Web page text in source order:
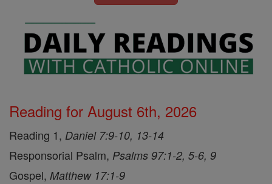
Reading for August 6th, 2026
Reading 1, Daniel 7:9-10, 13-14
Responsorial Psalm, Psalms 97:1-2, 5-6, 9
Gospel, Matthew 17:1-9